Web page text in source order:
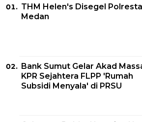
THM Helen's Disegel
Medan
Bank Sumut Gelar Akad
KPR Sejahtera FLPP 'Rumah
Subsidi Menyala' di PRSU